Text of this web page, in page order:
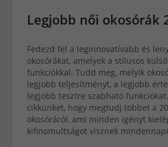
Legjobb női okosórák
Fedezd fel a leginnovatívabb és
okosórákat, amelyek a stílusos
funkciókkal. Tudd meg, melyik
legjobb teljesítményt, a legjobb
legjobb tesztre szabható
cikkünket, hogy megtudj többet a
okosóráról, ami minden igényt
kifinomultságot visznek